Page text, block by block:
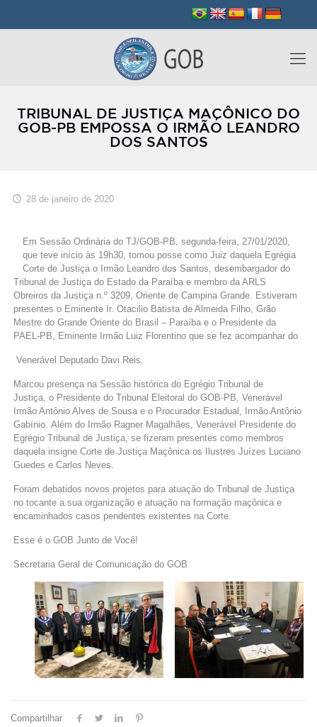
TRIBUNAL DE JUSTIÇA MAÇÔNICO DO
GOB-PB EMPOSSA O IRMÃO LEANDRO
DOS SANTOS
28 de janeiro de 2020
Em Sessão Ordinária do TJ/GOB-PB, segunda-feira, 27/01/2020,
que teve início às 19h30, tomou posse como Juiz daquela Egrégia
Corte de Justiça o Irmão Leandro dos Santos, desembargador do
Tribunal de Justiça do Estado da Paraíba e membro da ARLS
Obreiros da Justiça n.º 3209, Oriente de Campina Grande. Estiveram
presentes o Eminente Ir. Otacilio Batista de Almeida Filho, Grão
Mestre do Grande Oriente do Brasil – Paraíba e o Presidente da
PAEL-PB, Eminente Irmão Luiz Florentino que se fez acompanhar do
Venerável Deputado Davi Reis.
Marcou presença na Sessão histórica do Egrégio Tribunal de
Justiça, o Presidente do Tribunal Eleitoral do GOB-PB, Venerável
Irmão Antônio Alves de Sousa e o Procurador Estadual, Irmão Antônio
Gabínio. Além do Irmão Ragner Magalhães, Venerável Presidente do
Egrégio Tribunal de Justiça, se fizeram presentes como membros
daquela insigne Corte de Justiça Maçônica os Ilustres Juízes Luciano
Guedes e Carlos Neves.
Foram debatidos novos projetos para atuação do Tribunal de Justiça
no tocante a sua organização e atuação na formação maçônica e
encaminhados casos pendentes existentes na Corte.
Esse é o GOB Junto de Você!
Secretaria Geral de Comunicação do GOB
Compartilhar